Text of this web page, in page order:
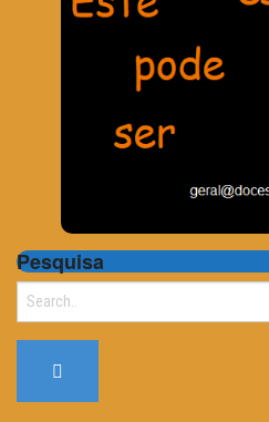
Pesquisa
Search